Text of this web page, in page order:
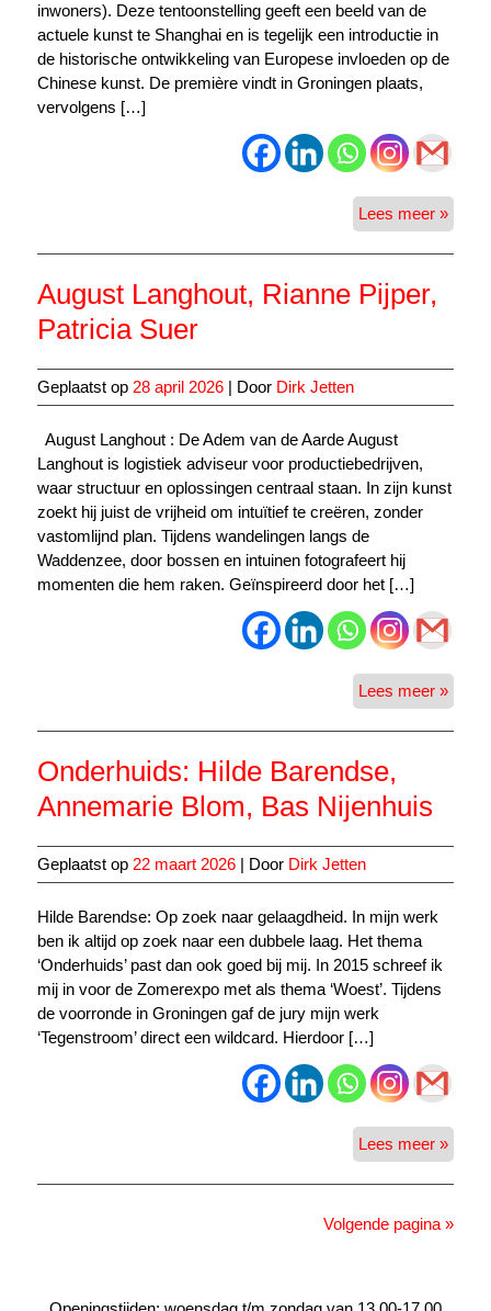
inwoners). Deze tentoonstelling geeft een beeld van de
actuele kunst te Shanghai en is tegelijk een introductie in
de historische ontwikkeling van Europese invloeden op de
Chinese kunst. De première vindt in Groningen plaats,
vervolgens […]
Lees meer »
in
August Langhout, Rianne Pijper,
Patricia Suer
Geplaatst op 28 april 2026 | Door Dirk Jetten
August Langhout : De Adem van de Aarde August
Langhout is logistiek adviseur voor productiebedrijven,
waar structuur en oplossingen centraal staan. In zijn kunst
zoekt hij juist de vrijheid om intuïtief te creëren, zonder
vastomlijnd plan. Tijdens wandelingen langs de
Waddenzee, door bossen en intuinen fotografeert hij
momenten die hem raken. Geïnspireerd door het […]
Lees meer »
Onderhuids: Hilde Barendse,
Annemarie Blom, Bas Nijenhuis
Geplaatst op 22 maart 2026 | Door Dirk Jetten
Hilde Barendse: Op zoek naar gelaagdheid. In mijn werk
ben ik altijd op zoek naar een dubbele laag. Het thema
‘Onderhuids’ past dan ook goed bij mij. In 2015 schreef ik
mij in voor de Zomerexpo met als thema ‘Woest’. Tijdens
de voorronde in Groningen gaf de jury mijn werk
‘Tegenstroom’ direct een wildcard. Hierdoor […]
Lees meer »
Hilde
Volgende pagina »